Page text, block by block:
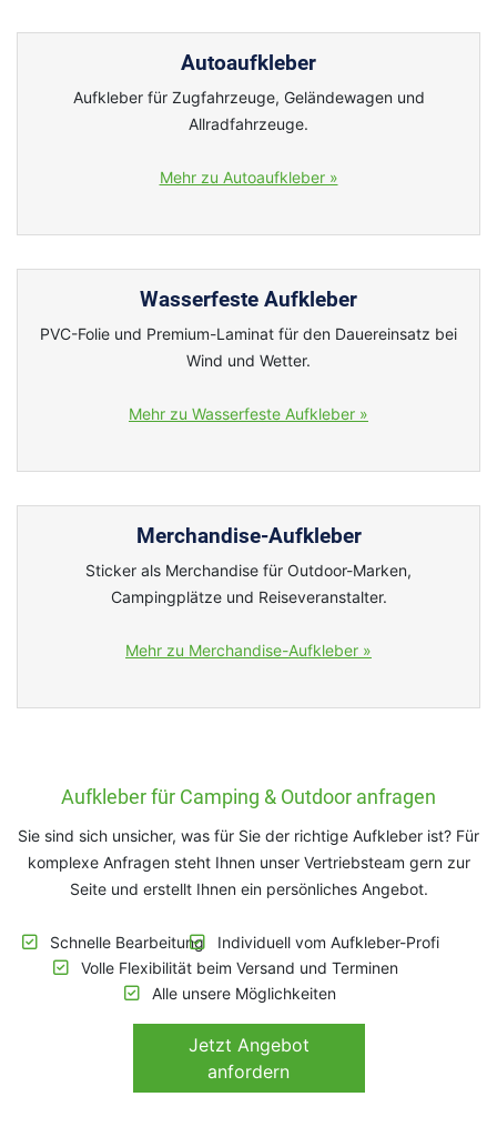
Autoaufkleber
Aufkleber für Zugfahrzeuge, Geländewagen und
Allradfahrzeuge.
Mehr zu Autoaufkleber »
Wasserfeste Aufkleber
PVC-Folie und Premium-Laminat für den Dauereinsatz bei
Wind und Wetter.
Mehr zu Wasserfeste Aufkleber »
Merchandise-Aufkleber
Sticker als Merchandise für Outdoor-Marken,
Campingplätze und Reiseveranstalter.
Mehr zu Merchandise-Aufkleber »
Aufkleber für Camping & Outdoor anfragen
Sie sind sich unsicher, was für Sie der richtige Aufkleber ist? Für
komplexe Anfragen steht Ihnen unser Vertriebsteam gern zur
Seite und erstellt Ihnen ein persönliches Angebot.
Schnelle Bearbeitung
Individuell vom Aufkleber-Profi
Volle Flexibilität beim Versand und Terminen
Alle unsere Möglichkeiten
Jetzt Angebot
anfordern